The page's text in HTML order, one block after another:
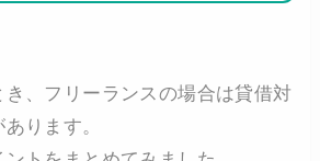
、フリーランスの場合は貸借対
ります。